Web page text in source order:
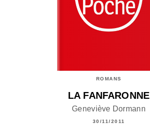
ROMANS
LA FANFARONNE
Geneviève Dormann
30/11/2011